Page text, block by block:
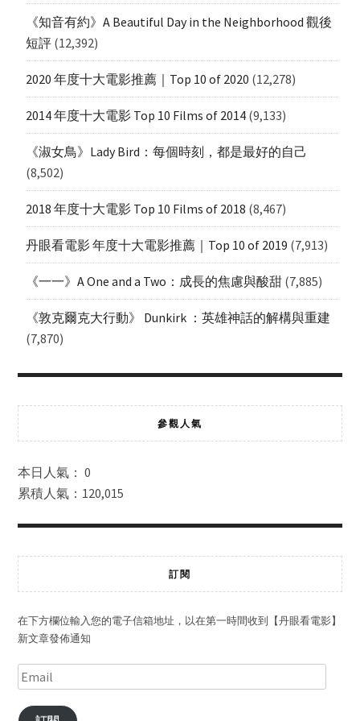
《知音有約》A Beautiful Day in the Neighborhood 觀後
短評 (12,392)
2020 年度十大電影推薦｜Top 10 of 2020 (12,278)
2014 年度十大電影 Top 10 Films of 2014 (9,133)
《淑女鳥》Lady Bird：每個時刻，都是最好的自己
(8,502)
2018 年度十大電影 Top 10 Films of 2018 (8,467)
丹眼看電影 年度十大電影推薦｜Top 10 of 2019 (7,913)
《一一》A One and a Two：成長的焦慮與酸甜 (7,885)
《敦克爾克大行動》 Dunkirk ：英雄神話的解構與重建
(7,870)
參觀人氣
本日人氣： 0
累積人氣：120,015
訂閱
在下方欄位輸入您的電子信箱地址，以在第一時間收到【丹眼看電影】
新文章發佈通知